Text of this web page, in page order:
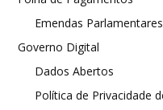
Emendas
Governo Digital
Dados Abertos
Política de Privacidade